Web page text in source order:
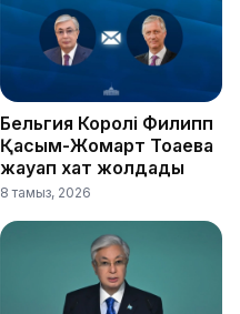
Бельгия Королі Филипп
Қасым-Жомарт Тоқаевқа
жауап хат жолдады
8 тамыз, 2026